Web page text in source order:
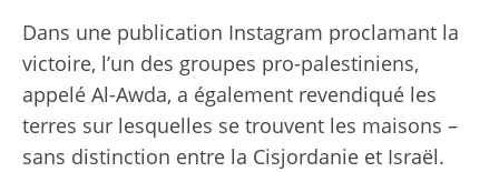
Dans une publication Instagram proclamant la
victoire, l’un des groupes pro-palestiniens,
appelé Al-Awda, a également revendiqué les
terres sur lesquelles se trouvent les maisons –
sans distinction entre la Cisjordanie et Israël.